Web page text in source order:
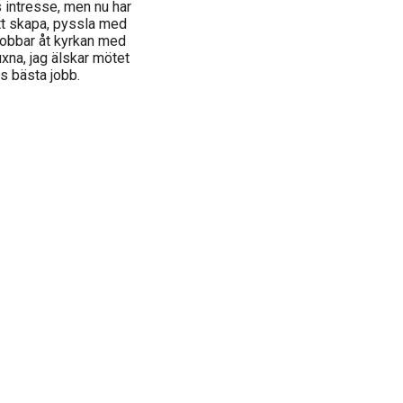
men nu har
skapa, pyssla med
åt kyrkan med
jag älskar mötet
bästa jobb.